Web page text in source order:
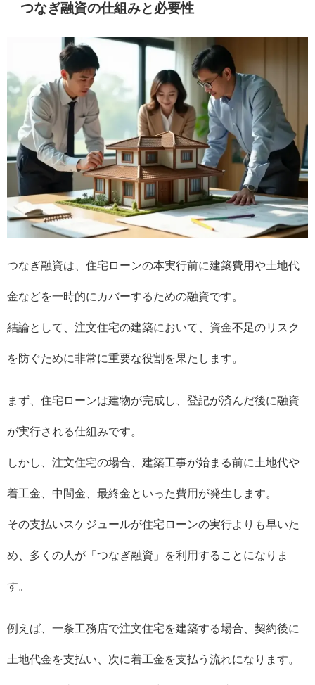
つなぎ融資の仕組みと必要性
つなぎ融資は、住宅ローンの本実行前に建築費用や土地代
金などを一時的にカバーするための融資です。
結論として、注文住宅の建築において、資金不足のリスク
を防ぐために非常に重要な役割を果たします。
まず、住宅ローンは建物が完成し、登記が済んだ後に融資
が実行される仕組みです。
しかし、注文住宅の場合、建築工事が始まる前に土地代や
着工金、中間金、最終金といった費用が発生します。
その支払いスケジュールが住宅ローンの実行よりも早いた
め、多くの人が「つなぎ融資」を利用することになりま
す。
例えば、一条工務店で注文住宅を建築する場合、契約後に
土地代金を支払い、次に着工金を支払う流れになります。